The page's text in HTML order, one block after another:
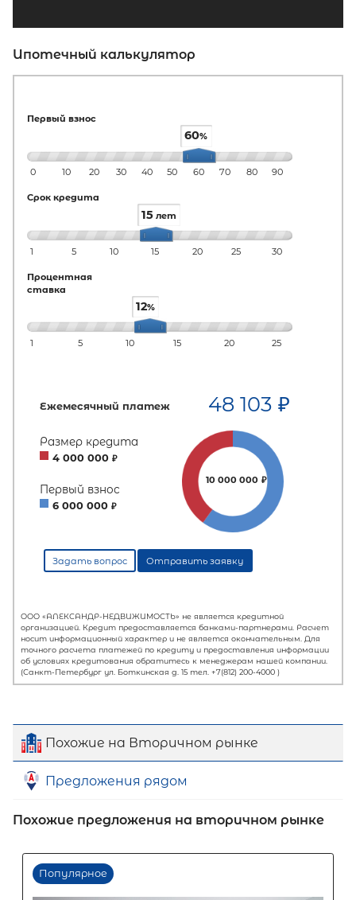
Ипотечный калькулятор
Похожие на Вторичном рынке
Предложения рядом
Похожие предложения на вторичном рынке